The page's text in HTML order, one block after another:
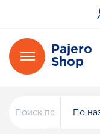
Pajero
Shop